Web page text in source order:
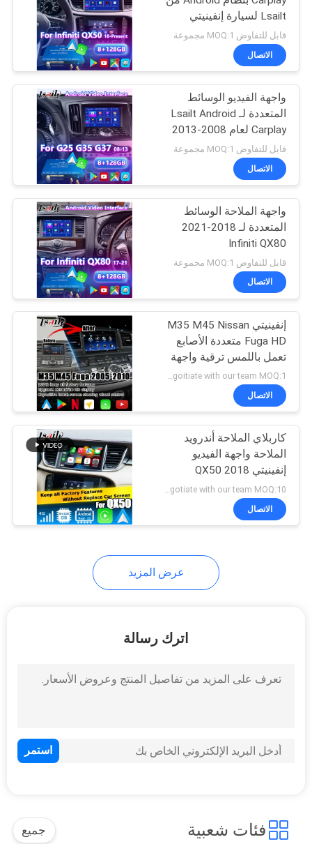
POLICYLsailt لسيارة إنفينيتي
QX50 موديل 2018-2022
قابل للتفاوض MOQ:1 مجموعة
الاتصال
واجهة الفيديو الوسائط
المتعددة لـ Lsailt Android
Carplay لعام 2008-2013
Infiniti G37X G25 G35
G37S G35x G25X G37
قابل للتفاوض MOQ:1 مجموعة
الاتصال
واجهة الملاحة الوسائط
المتعددة لـ 2018-2021
Infiniti QX80
قابل للتفاوض MOQ:1 مجموعة
الاتصال
إنفينيتي M35 M45 Nissan
Fuga HD متعددة الأصابع
تعمل باللمس ترقية واجهة
carplay android auto
video
Negoitiate with our team MOQ:1 مجموعات
الاتصال
كاربلاي الملاحة أندرويد
الملاحة واجهة الفيديو
إنفينيتي QX50 2018
Negotiate with our team MOQ:10 قطع
الاتصال
عرض المزيد
اترك رسالة
فئات شعبية جميع